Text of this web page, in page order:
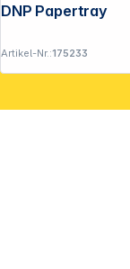
Artikel-Nr.:175233